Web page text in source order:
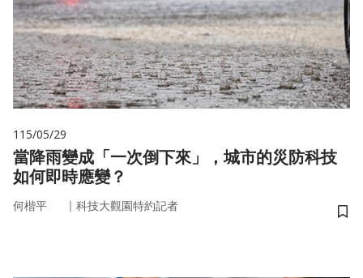
115/05/29
當降雨變成「一次倒下來」，城市的災防科技
如何即時應變？
何楷平 ｜ 科技大觀園特約記者
儲